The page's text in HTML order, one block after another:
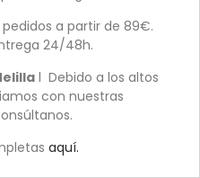
pedidos a partir de 89€.
24/48h.
l Debido a los altos
con nuestras
aquí.